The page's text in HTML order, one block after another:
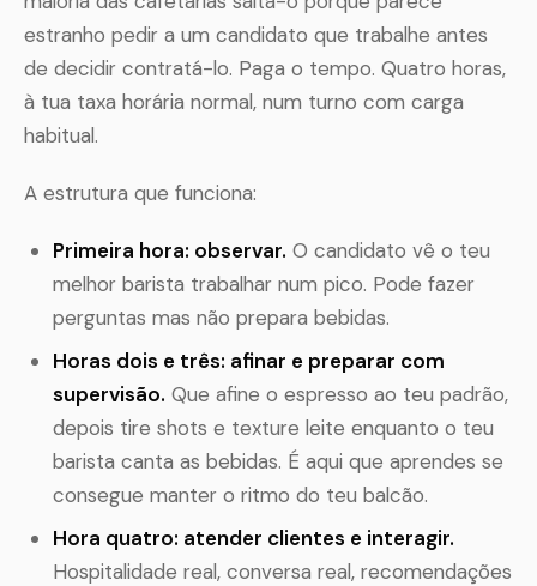
estranho pedir a um candidato que trabalhe antes
de decidir contratá-lo. Paga o tempo. Quatro horas,
à tua taxa horária normal, num turno com carga
habitual.
A estrutura que funciona:
Primeira hora: observar. O candidato vê o teu
melhor barista trabalhar num pico. Pode fazer
perguntas mas não prepara bebidas.
Horas dois e três: afinar e preparar com
supervisão. Que afine o espresso ao teu padrão,
depois tire shots e texture leite enquanto o teu
barista canta as bebidas. É aqui que aprendes se
consegue manter o ritmo do teu balcão.
Hora quatro: atender clientes e interagir.
Hospitalidade real, conversa real, recomendações